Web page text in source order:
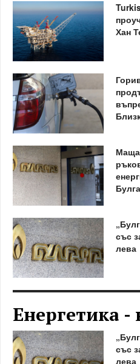
Хан
със
лева
Енергетика -
със
лева